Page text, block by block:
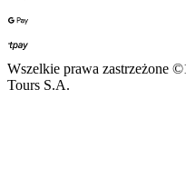
Wszelkie prawa zastrzeżone
Tours S.A.